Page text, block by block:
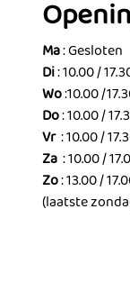
Ma: Gesloten
Di: 10.00 /
Wo:10.00 /
Do: 10.00 /
Vr: 10.00 /
Za : 10.00 /
Zo: 13.00 /
(laatste